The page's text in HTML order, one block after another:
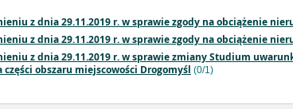
z dnia 29.11.2019 r. w sprawie zgody na obciążenie
z dnia 29.11.2019 r. w sprawie zgody na obciążenie
z dnia 29.11.2019 r. w sprawie zmiany Studium
obszaru miejscowości Drogomyśl (0/1)